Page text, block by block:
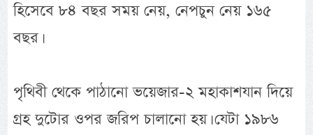
হিসেবে ৮৪ বছর সময় নেয়, নেপচুন নেয় ১৬৫
বছর।
পৃথিবী থেকে পাঠানো ভয়েজার-২ মহাকাশযান দিয়ে
গ্রহ দুটোর ওপর জরিপ চালানো হয়। যেটা ১৯৮৬